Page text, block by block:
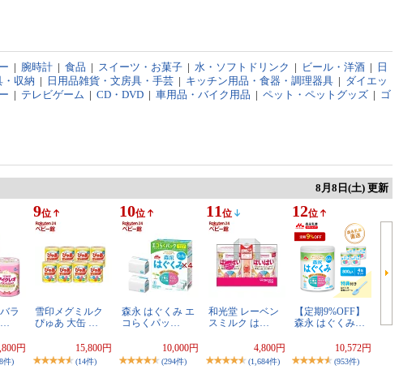
| 腕時計 | 食品 | スイーツ・お菓子 | 水・ソフトドリンク | ビール・洋酒 | 日
・収納 | 日用品雑貨・文房具・手芸 | キッチン用品・食器・調理器具 | ダイエッ
| テレビゲーム | CD・DVD | 車用品・バイク用品 | ペット・ペットグッズ | ゴ
8月8日(土) 更新
ラ
円
件)
9位
雪印メグミルク
ぴゅあ 大缶 …
15,800円
(14件)
10位
森永 はぐくみ エ
コらくパッ…
10,000円
(294件)
11 位
和光堂 レーベン
スミルク は…
4,800円
(1,684件)
12位
【定期9%OFF】
森永 はぐくみ…
10,572円
(953件)